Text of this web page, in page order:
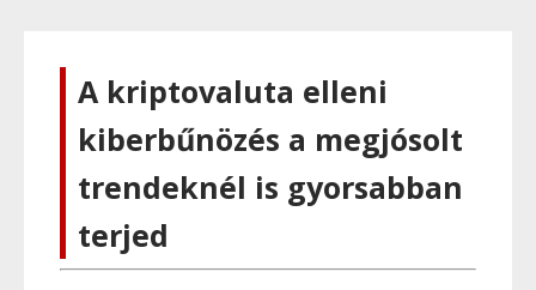
A kriptovaluta elleni
kiberbűnözés a megjósolt
trendeknél is gyorsabban
terjed